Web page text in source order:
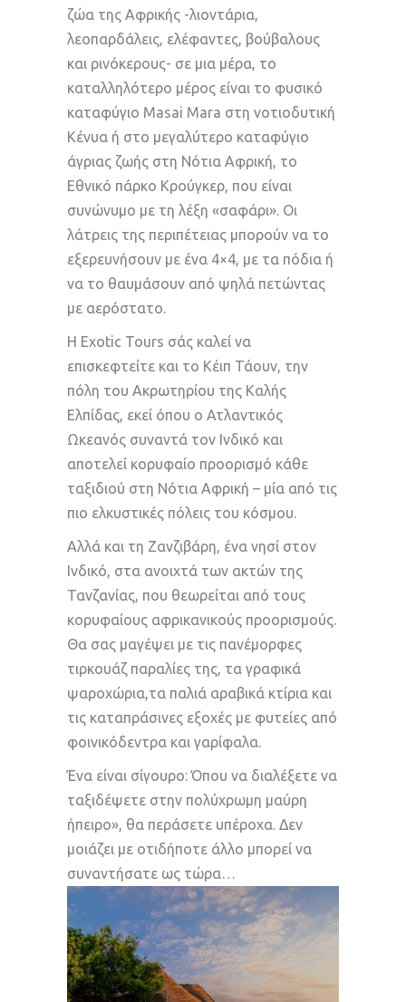
ζώα της Αφρικής -λιοντάρια,
λεοπαρδάλεις, ελέφαντες, βούβαλους
και ρινόκερους- σε μια μέρα, το
καταλληλότερο μέρος είναι το φυσικό
καταφύγιο Masai Mara στη νοτιοδυτική
Κένυα ή στο μεγαλύτερο καταφύγιο
άγριας ζωής στη Νότια Αφρική, το
Εθνικό πάρκο Κρούγκερ, που είναι
συνώνυμο με τη λέξη «σαφάρι». Οι
λάτρεις της περιπέτειας μπορούν να το
εξερευνήσουν με ένα 4×4, με τα πόδια ή
να το θαυμάσουν από ψηλά πετώντας
με αερόστατο.
Η Exotic Tours σάς καλεί να
επισκεφτείτε και το Κέιπ Τάουν, την
πόλη του Ακρωτηρίου της Καλής
Ελπίδας, εκεί όπου ο Ατλαντικός
Ωκεανός συναντά τον Ινδικό και
αποτελεί κορυφαίο προορισμό κάθε
ταξιδιού στη Νότια Αφρική – μία από τις
πιο ελκυστικές πόλεις του κόσμου.
Αλλά και τη Ζανζιβάρη, ένα νησί στον
Ινδικό, στα ανοιχτά των ακτών της
Τανζανίας, που θεωρείται από τους
κορυφαίους αφρικανικούς προορισμούς.
Θα σας μαγέψει με τις πανέμορφες
τιρκουάζ παραλίες της, τα γραφικά
ψαροχώρια,τα παλιά αραβικά κτίρια και
τις καταπράσινες εξοχές με φυτείες από
φοινικόδεντρα και γαρίφαλα.
Ένα είναι σίγουρο: Όπου να διαλέξετε να
ταξιδέψετε στην πολύχρωμη μαύρη
ήπειρο», θα περάσετε υπέροχα. Δεν
μοιάζει με οτιδήποτε άλλο μπορεί να
συναντήσατε ως τώρα…